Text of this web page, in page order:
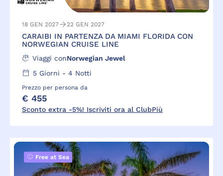
18 GEN 2027 22 GEN 2027
CARAIBI IN PARTENZA DA MIAMI FLORIDA CON
NORWEGIAN CRUISE LINE
Viaggi conNorwegian Jewel
5Giorni - 4 Notti
Prezzo per persona da
€ 455
Sconto extra -5%! Iscriviti ora al ClubPiù
Free at Sea